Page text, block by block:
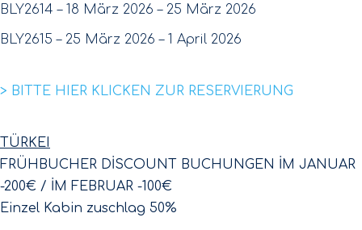
BLY2614 – 18 März 2026 – 25 März 2026
BLY2615 – 25 März 2026 – 1 April 2026
> BITTE HIER KLICKEN ZUR RESERVIERUNG
TÜRKEI
FRÜHBUCHER DİSCOUNT BUCHUNGEN İM JANUAR
-200€ / İM FEBRUAR -100€
Einzel Kabin zuschlag 50%